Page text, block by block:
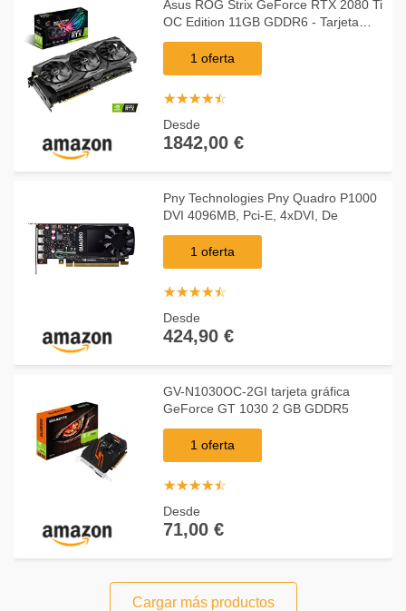
Asus ROG Strix GeForce RTX 2080 Ti
OC Edition 11GB GDDR6 - Tarjeta
Gráfica
1 oferta
☆☆☆☆☆
★★★★★
Desde
1842,00 €
Pny Technologies Pny Quadro P1000
DVI 4096MB, Pci-E, 4xDVI, De
1 oferta
☆☆☆☆☆
★★★★★
Desde
424,90 €
GV-N1030OC-2GI tarjeta gráfica
GeForce GT 1030 2 GB GDDR5
1 oferta
☆☆☆☆☆
★★★★★
Desde
71,00 €
Cargar más productos